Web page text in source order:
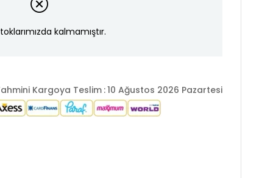
kalmamıştır.
Kargoya Teslim :10 Ağustos 2026 Pazartesi